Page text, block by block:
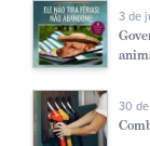
3 de
30